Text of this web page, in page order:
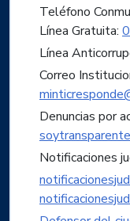
Teléfono
Línea Gratuita:
Línea
Correo
Denuncias por
Notificaciones